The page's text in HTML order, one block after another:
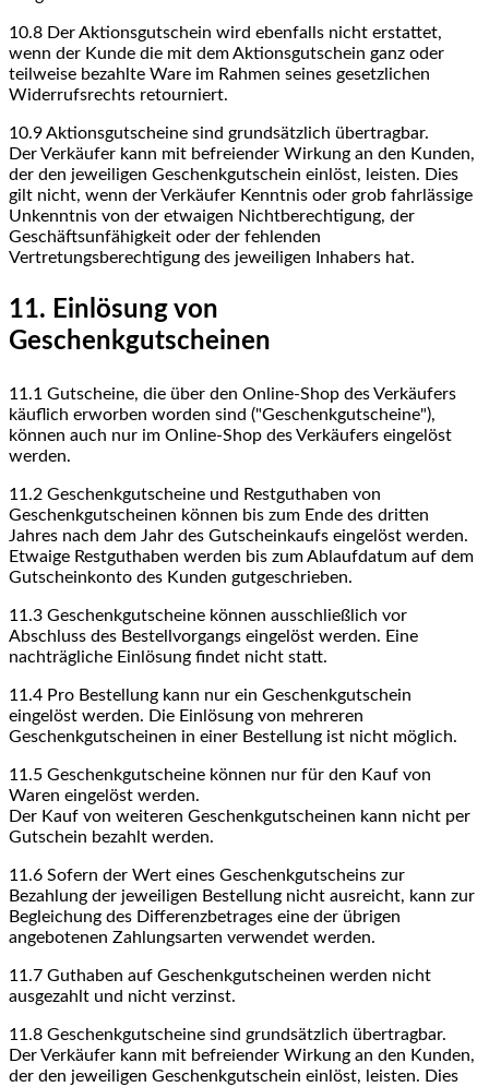
10.8 Der Aktionsgutschein wird ebenfalls nicht erstattet,
wenn der Kunde die mit dem Aktionsgutschein ganz oder
teilweise bezahlte Ware im Rahmen seines gesetzlichen
Widerrufsrechts retourniert.
10.9Aktionsgutscheine sind grundsätzlich übertragbar.
Der Verkäufer kann mit befreiender Wirkung an den Kunden,
der den jeweiligen Geschenkgutschein einlöst, leisten. Dies
gilt nicht, wenn der Verkäufer Kenntnis oder grob fahrlässige
Unkenntnis von der etwaigen Nichtberechtigung, der
Geschäftsunfähigkeit oder der fehlenden
Vertretungsberechtigung des jeweiligen Inhabers hat.
11. Einlösung von
Geschenkgutscheinen
11.1 Gutscheine, die über den Online-Shop des Verkäufers
käuflich erworben worden sind ("Geschenkgutscheine"),
können auch nur im Online-Shop des Verkäufers eingelöst
werden.
11.2 Geschenkgutscheine und Restguthaben von
Geschenkgutscheinen können bis zum Ende des dritten
Jahres nach dem Jahr des Gutscheinkaufs eingelöst werden.
Etwaige Restguthaben werden bis zum Ablaufdatum auf dem
Gutscheinkonto des Kunden gutgeschrieben.
11.3 Geschenkgutscheine können ausschließlich vor
Abschluss des Bestellvorgangs eingelöst werden. Eine
nachträgliche Einlösung findet nicht statt.
11.4 Pro Bestellung kann nur ein Geschenkgutschein
eingelöst werden. Die Einlösung von mehreren
Geschenkgutscheinen in einer Bestellung ist nicht möglich.
11.5 Geschenkgutscheine können nur für den Kauf von
Waren eingelöst werden.
Der Kauf von weiteren Geschenkgutscheinen kann nicht per
Gutschein bezahlt werden.
11.6 Sofern der Wert eines Geschenkgutscheins zur
Bezahlung der jeweiligen Bestellung nicht ausreicht, kann zur
Begleichung des Differenzbetrages eine der übrigen
angebotenen Zahlungsarten verwendet werden.
11.7 Guthaben auf Geschenkgutscheinen werden nicht
ausgezahlt und nicht verzinst.
11.8 Geschenkgutscheine sind grundsätzlich übertragbar.
Der Verkäufer kann mit befreiender Wirkung an den Kunden,
der den jeweiligen Geschenkgutschein einlöst, leisten. Dies